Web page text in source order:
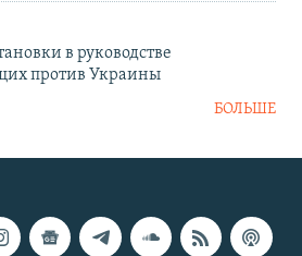
в руководстве
против Украины
БОЛЬШЕ